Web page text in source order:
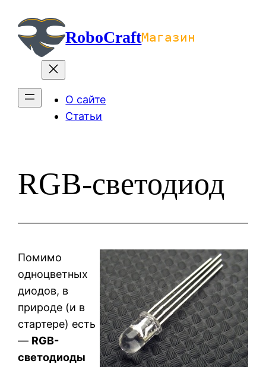
содержимомуRoboCraftМагазин
О сайте
Статьи
RGB-светодиод
Помимо
одноцветных
диодов, в
природе (и в
стартере) есть
— RGB-
светодиоды